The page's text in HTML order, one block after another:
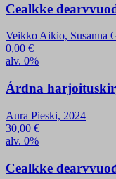
Cealkke
Veikko Aikio, Susanna
0,00 €
alv. 0%
Árdna
Aura Pieski, 2024
30,00 €
alv. 0%
Cealkke